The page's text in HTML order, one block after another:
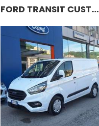
FORD TRANSIT CUSTOM